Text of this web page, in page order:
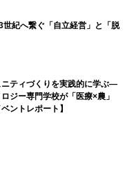
世紀へ繋ぐ「自立経営」と「脱
ティづくりを実践的に学ぶ―
ジー専門学校が「医療×農」
ントレポート】